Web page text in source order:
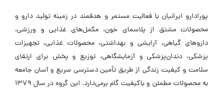
پورادارو ایرانیان با فعالیت مستمر و هدفمند در زمینه تولید دارو و
محصولات مشتق از پلاسمای خون، مکمل‌های غذایی و ورزشی،
داروهای گیاهی، آرایشی و بهداشتی، محصولات غذایی، تجهیزات
پزشکی، دندان‌پزشکی و آزمایشگاهی، توزیع و پخش برای ارتقای
سلامت و کیفیت زندگی از طریق تأمین دسترسی سریع و آسان جامعه
به محصولات مطمئن و باکیفیت گام برمی‌دارد. این گروه در سال ۱۳۷۹